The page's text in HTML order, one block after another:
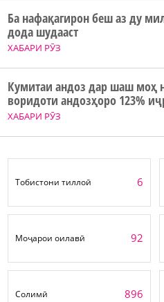
ХАБАРИ РӮЗ
Ба нафақагирон беш аз ду
дода шудааст
ХАБАРИ РӮЗ
Кумитаи андоз дар шаш моҳ
воридоти андозҳоро 123%
Тобистони тиллоӣ 6
Моҷарои оилавӣ 92
Солимӣ 896